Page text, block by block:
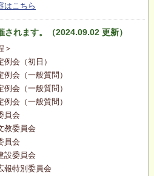
はこちら
されます。（2024.09.02 更新）
＞
会（初日）
（一般質問）
（一般質問）
（一般質問）
員会
委員会
員会
委員会
特別委員会